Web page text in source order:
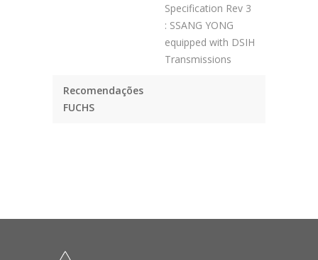
Specification Rev 3
: SSANG YONG
equipped with DSIH
Transmissions
Recomendações
FUCHS